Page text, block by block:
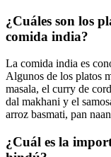
¿Cuáles son los
comida india?
La comida india es
Algunos de los platos
masala, el curry de
dal makhani y el
arroz basmati, pan
¿Cuál es la